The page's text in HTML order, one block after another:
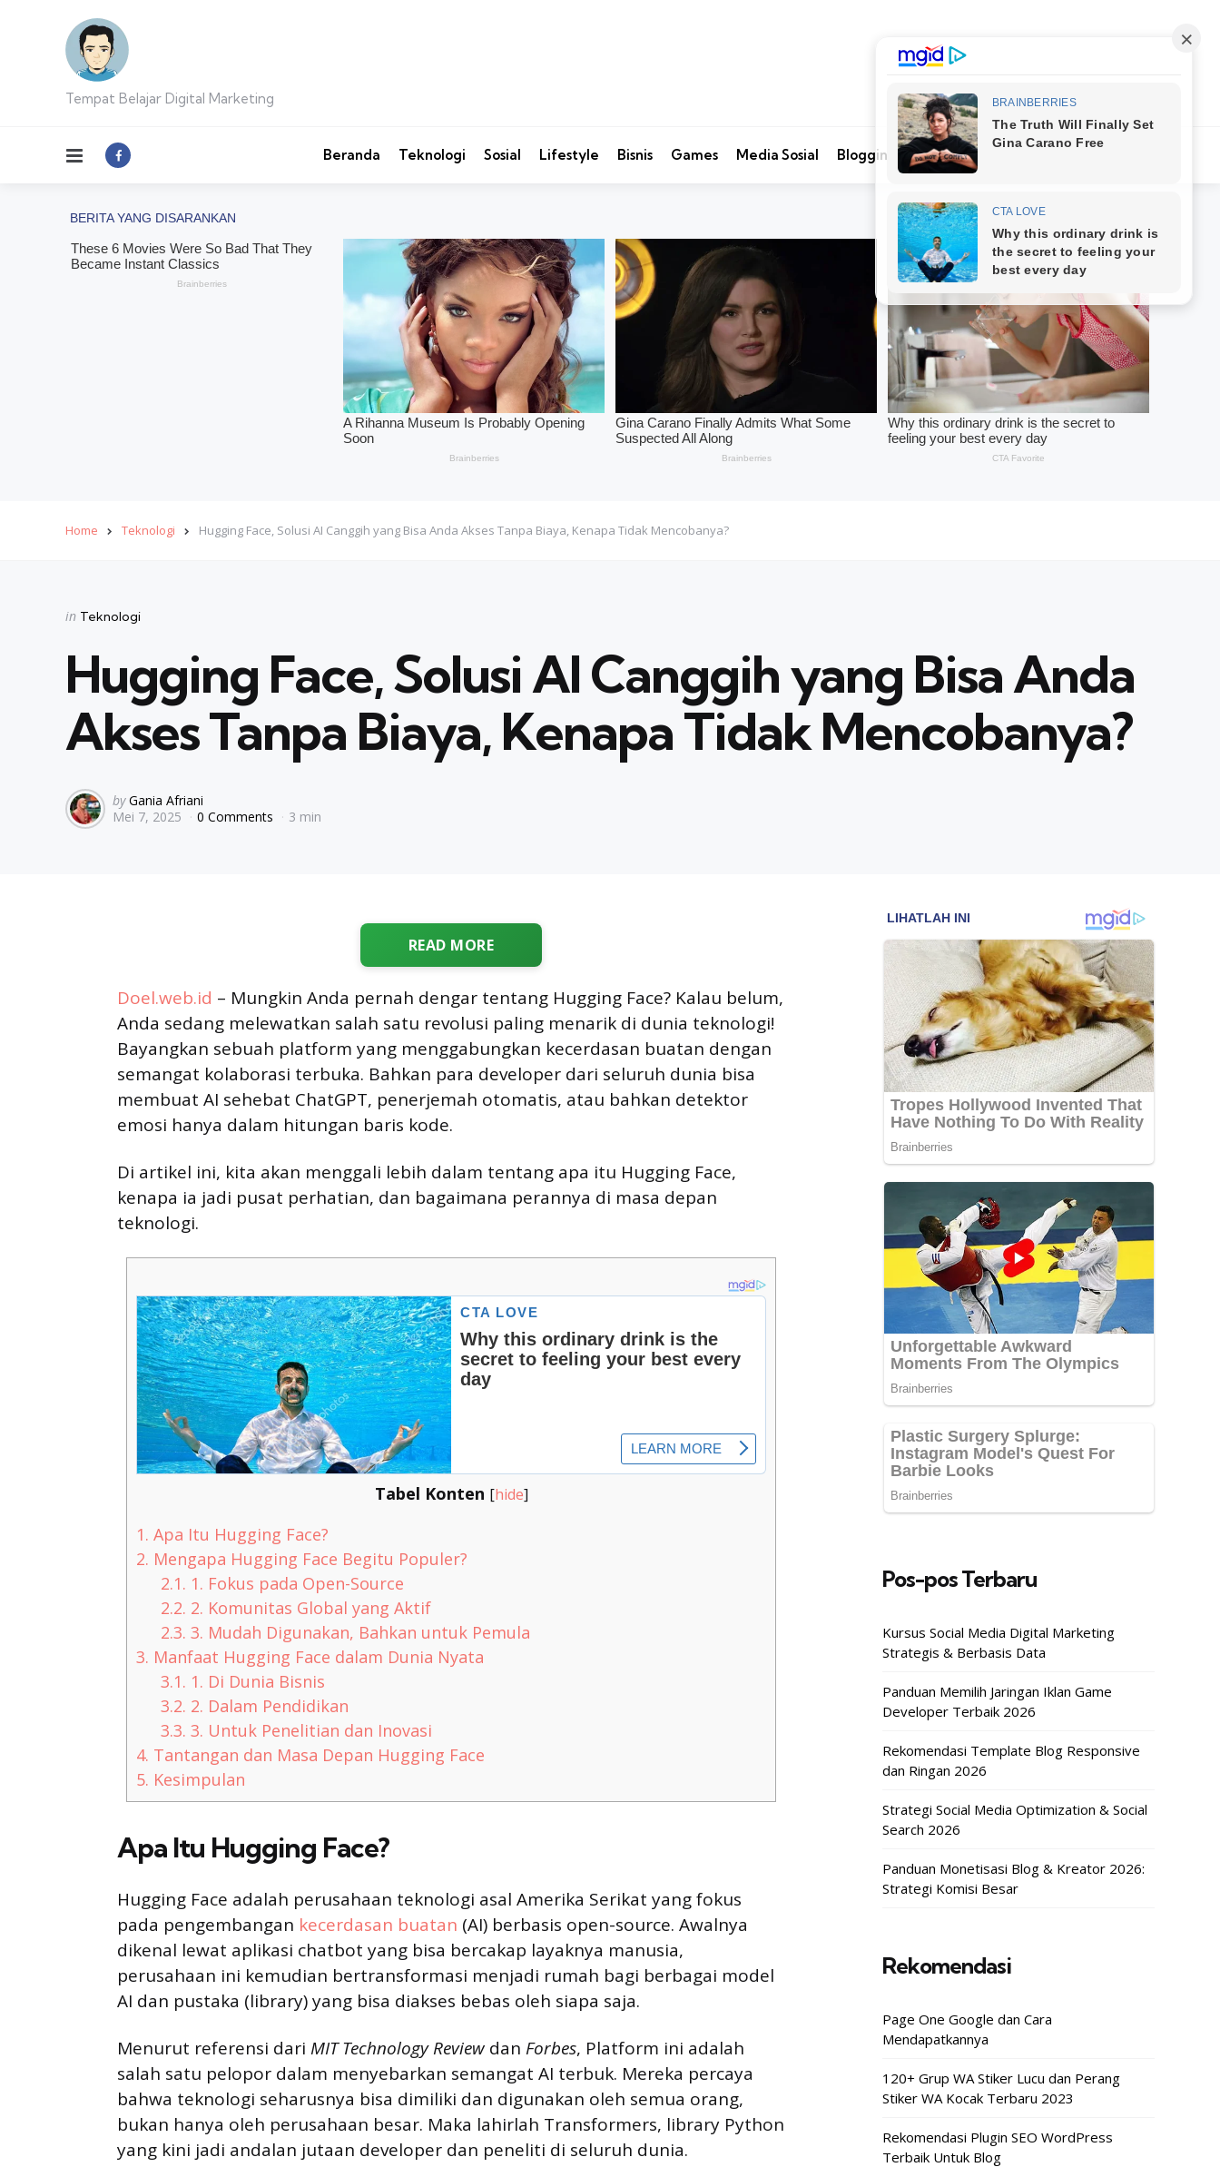
Tempat Belajar Digital Marketing
Menu Beranda Teknologi Sosial Lifestyle Bisnis Games Media Sosial Blogging Search
Home Teknologi Hugging Face, Solusi AI Canggih yang Bisa Anda Akses Tanpa Biaya, Kenapa Tidak Mencobanya?
Categories
Posted
in Teknologi
Hugging Face, Solusi AI Canggih yang Bisa Anda
Akses Tanpa Biaya, Kenapa Tidak Mencobanya?
Posted
by
by Gania Afriani
Mei 7, 2025
0 Comments 3 min
READ MORE
Doel.web.id – Mungkin Anda pernah dengar tentang Hugging Face? Kalau belum,
Anda sedang melewatkan salah satu revolusi paling menarik di dunia teknologi!
Bayangkan sebuah platform yang menggabungkan kecerdasan buatan dengan
semangat kolaborasi terbuka. Bahkan para developer dari seluruh dunia bisa
membuat AI sehebat ChatGPT, penerjemah otomatis, atau bahkan detektor
emosi hanya dalam hitungan baris kode.
Di artikel ini, kita akan menggali lebih dalam tentang apa itu Hugging Face,
kenapa ia jadi pusat perhatian, dan bagaimana perannya di masa depan
teknologi.
Tabel Konten [hide]
1. Apa Itu Hugging Face?
2. Mengapa Hugging Face Begitu Populer?
2.1. 1. Fokus pada Open-Source
2.2. 2. Komunitas Global yang Aktif
2.3. 3. Mudah Digunakan, Bahkan untuk Pemula
3. Manfaat Hugging Face dalam Dunia Nyata
3.1. 1. Di Dunia Bisnis
3.2. 2. Dalam Pendidikan
3.3. 3. Untuk Penelitian dan Inovasi
4. Tantangan dan Masa Depan Hugging Face
5. Kesimpulan
Apa Itu Hugging Face?
Hugging Face adalah perusahaan teknologi asal Amerika Serikat yang fokus
pada pengembangan kecerdasan buatan (AI) berbasis open-source. Awalnya
dikenal lewat aplikasi chatbot yang bisa bercakap layaknya manusia,
perusahaan ini kemudian bertransformasi menjadi rumah bagi berbagai model
AI dan pustaka (library) yang bisa diakses bebas oleh siapa saja.
Menurut referensi dari MIT Technology Review dan Forbes, Platform ini adalah
salah satu pelopor dalam menyebarkan semangat AI terbuk. Mereka percaya
bahwa teknologi seharusnya bisa dimiliki dan digunakan oleh semua orang,
bukan hanya oleh perusahaan besar. Maka lahirlah Transformers, library Python
yang kini jadi andalan jutaan developer dan peneliti di seluruh dunia.
Pos-pos Terbaru
Kursus Social Media Digital Marketing
Strategis & Berbasis Data
Panduan Memilih Jaringan Iklan Game
Developer Terbaik 2026
Rekomendasi Template Blog Responsive
dan Ringan 2026
Strategi Social Media Optimization & Social
Search 2026
Panduan Monetisasi Blog & Kreator 2026:
Strategi Komisi Besar
Rekomendasi
Page One Google dan Cara
Mendapatkannya
120+ Grup WA Stiker Lucu dan Perang
Stiker WA Kocak Terbaru 2023
Rekomendasi Plugin SEO WordPress
Terbaik Untuk Blog